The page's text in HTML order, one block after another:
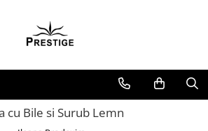
cu Bile si Surub Lemn